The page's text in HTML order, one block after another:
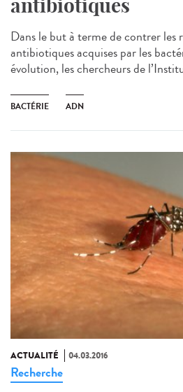
antibiotiques
Dans le but à terme de contrer les
antibiotiques acquises par les
évolution, les chercheurs de
BACTÉRIE ADN
ACTUALITÉ 04.03.2016
Recherche